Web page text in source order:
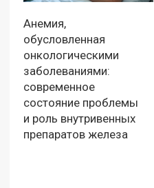
Анемия,
обусловленная
онкологическими
заболеваниями:
современное
состояние проблемы
и роль внутривенных
препаратов железа